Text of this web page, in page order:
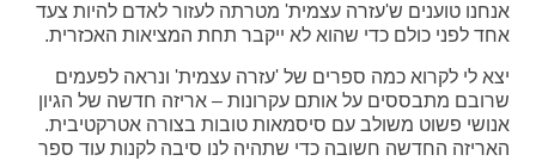
אנחנו טוענים ש'עזרה עצמית' מטרתה לעזור לאדם להיות צעד
אחד לפני כולם כדי שהוא לא ייקבר תחת המציאות האכזרית.
יצא לי לקרוא כמה ספרים של 'עזרה עצמית' ונראה לפעמים
שרובם מתבססים על אותם עקרונות – אריזה חדשה של הגיון
אנושי פשוט משולב עם סיסמאות טובות בצורה אטרקטיבית.
האריזה החדשה חשובה כדי שתהיה לנו סיבה לקנות עוד ספר